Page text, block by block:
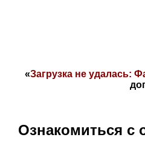
«Загрузка не удалась:
Ознакомиться с